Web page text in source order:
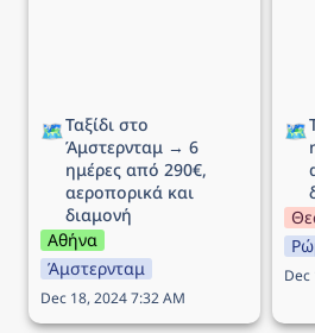
🗺️Ταξίδι στο
Άμστερνταμ → 6
ημέρες από 290€,
αεροπορικά και
διαμονή
Αθήνα
Άμστερνταμ
Dec 18, 2024 7:32 AM
🗺️
Dec